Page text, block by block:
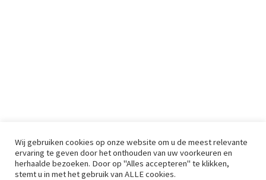
Wij gebruiken cookies op onze website om u de meest relevante
ervaring te geven door het onthouden van uw voorkeuren en
herhaalde bezoeken. Door op "Alles accepteren" te klikken,
stemt u in met het gebruik van ALLE cookies.